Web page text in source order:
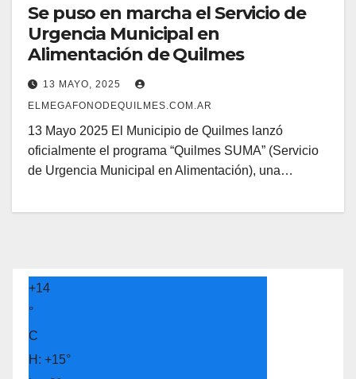
Se puso en marcha el Servicio de
Urgencia Municipal en
Alimentación de Quilmes
13 MAYO, 2025
ELMEGAFONODEQUILMES.COM.AR
13 Mayo 2025 El Municipio de Quilmes lanzó
oficialmente el programa “Quilmes SUMA” (Servicio
de Urgencia Municipal en Alimentación), una…
+14
°
C
H: +15°